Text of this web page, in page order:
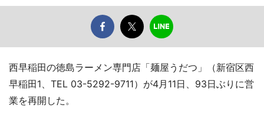
西早稲田の徳島ラーメン専門店「麺屋うだつ」（新宿区西
早稲田1、TEL 03-5292-9711）が4月11日、93日ぶりに営
業を再開した。